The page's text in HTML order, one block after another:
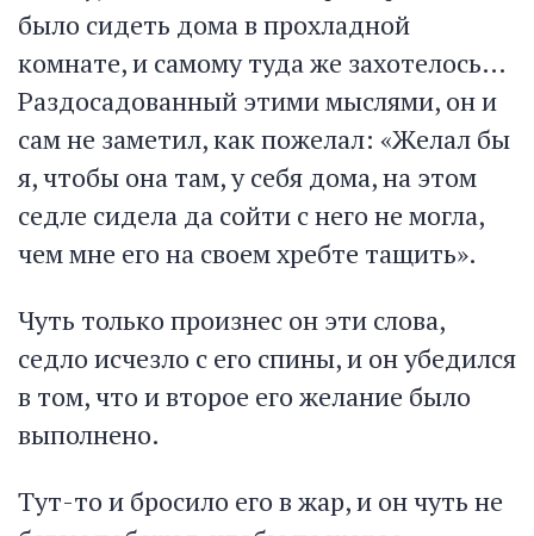
было сидеть дома в прохладной
комнате, и самому туда же захотелось…
Раздосадованный этими мыслями, он и
сам не заметил, как пожелал: «Желал бы
я, чтобы она там, у себя дома, на этом
седле сидела да сойти с него не могла,
чем мне его на своем хребте тащить».
Чуть только произнес он эти слова,
седло исчезло с его спины, и он убедился
в том, что и второе его желание было
выполнено.
Тут-то и бросило его в жар, и он чуть не